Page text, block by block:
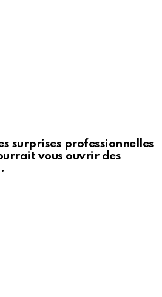
surprises professionnelles
vous ouvrir des